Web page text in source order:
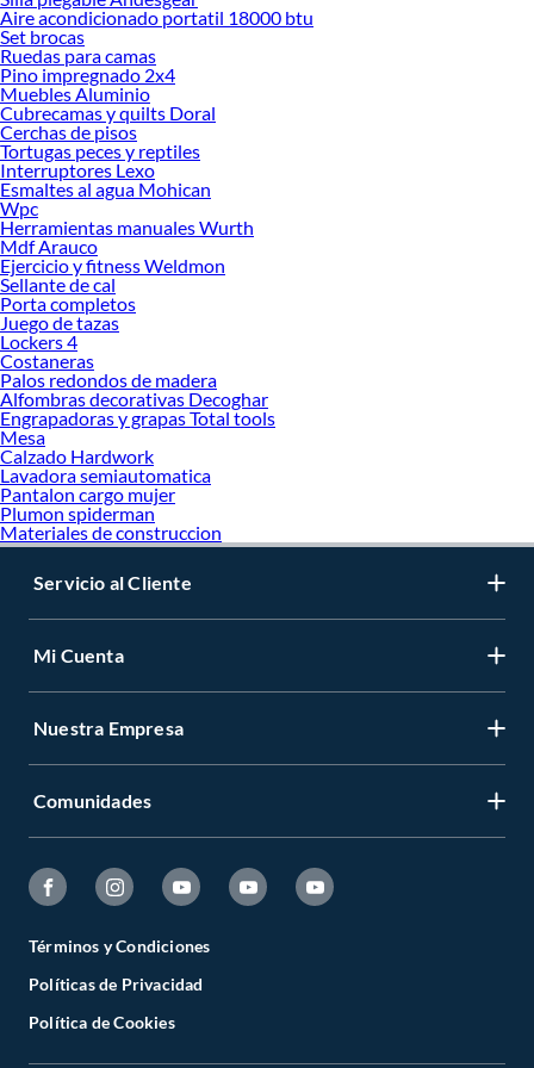
Encuentra todo lo necesario para tus proyectos de renovación y decoración.
¡Visítanos y haz tus ideas realidad!
Aire acondicionado portatil 18000 btu
Set brocas
Ruedas para camas
Pino impregnado 2x4
Muebles Aluminio
Cubrecamas y quilts Doral
Cerchas de pisos
Tortugas peces y reptiles
Interruptores Lexo
Esmaltes al agua Mohican
Wpc
Herramientas manuales Wurth
Mdf Arauco
Ejercicio y fitness Weldmon
Sellante de cal
Porta completos
Juego de tazas
Lockers 4
Costaneras
Palos redondos de madera
Alfombras decorativas Decoghar
Engrapadoras y grapas Total tools
Mesa
Calzado Hardwork
Lavadora semiautomatica
Pantalon cargo mujer
Plumon spiderman
Materiales de construccion
Servicio al Cliente
Mi Cuenta
Nuestra Empresa
Comunidades
Términos y Condiciones
Políticas de Privacidad
Política de Cookies